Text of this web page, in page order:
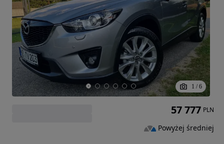
1 / 6
57 777 PLN
Powyżej średniej